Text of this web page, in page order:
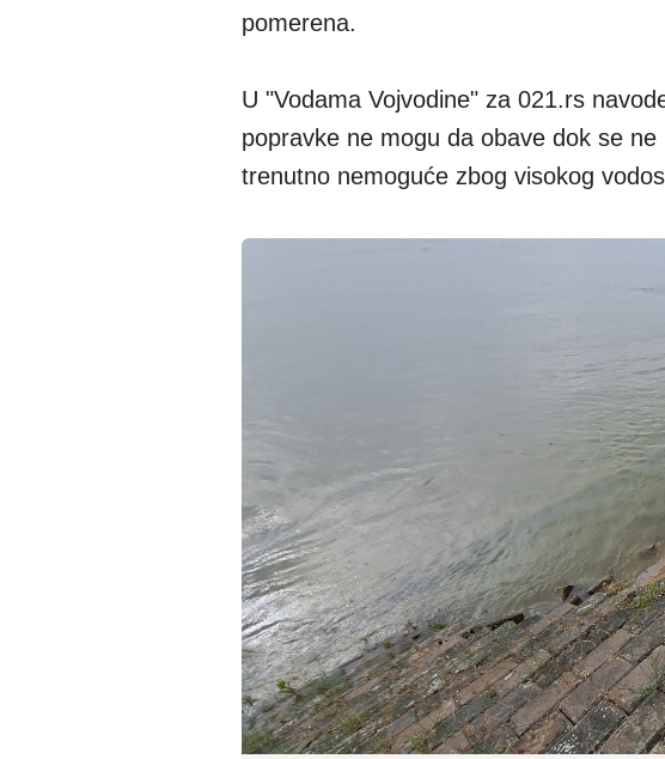
pomerena.
U "Vodama Vojvodine" za 021.rs
popravke ne mogu da obave dok se
trenutno nemoguće zbog visokog